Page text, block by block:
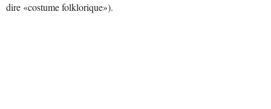
dire «costume folklorique»).